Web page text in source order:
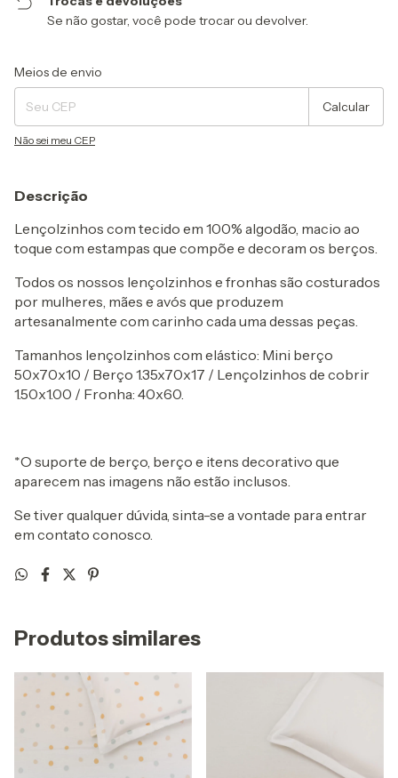
Se não gostar, você pode trocar ou devolver.
Entregas para o CEP:
Meios de envio
Calcular
Não sei meu CEP
Descrição
Lençolzinhos com tecido em 100% algodão, macio ao
toque com estampas que compõe e decoram os berços.
Todos os nossos lençolzinhos e fronhas são costurados
por mulheres, mães e avós que produzem
artesanalmente com carinho cada uma dessas peças.
Tamanhos lençolzinhos com elástico: Mini berço
50x70x10 / Berço 1.35x70x17 / Lençolzinhos de cobrir
1.50x1.00 / Fronha: 40x60.
*O suporte de berço, berço e itens decorativo que
aparecem nas imagens não estão inclusos.
Se tiver qualquer dúvida, sinta-se a vontade para entrar
em contato conosco.
Produtos similares